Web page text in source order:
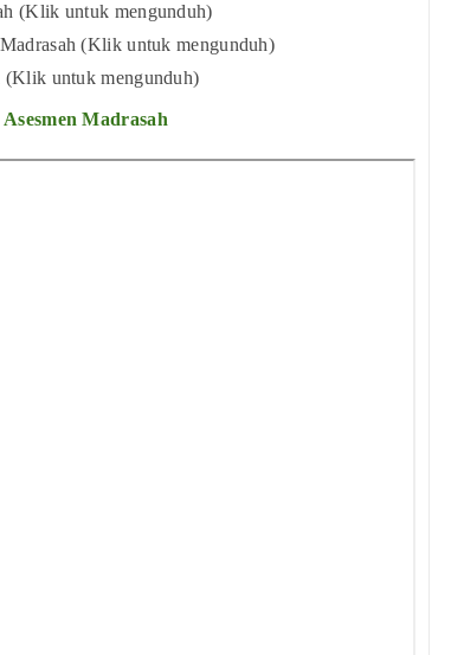
(Klik untuk mengunduh)
(Klik untuk mengunduh)
(Klik untuk mengunduh)
Asesmen Madrasah